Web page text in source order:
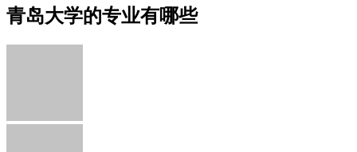
青岛大学的专业有哪些